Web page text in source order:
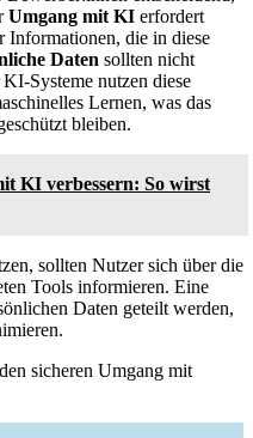
Umgang mit KI erfordert
die in diese
Daten sollten nicht
Systeme nutzen diese
Lernen, was das
bleiben.
KI verbessern: So wirst
sollten Nutzer sich über die
Tools informieren. Eine
Daten geteilt werden,
sicheren Umgang mit